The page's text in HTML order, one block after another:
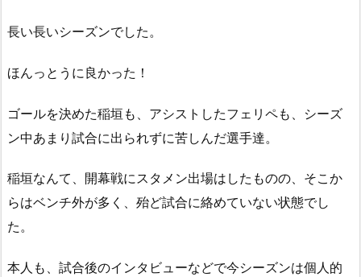
長い長いシーズンでした。
ほんっとうに良かった！
ゴールを決めた稲垣も、アシストしたフェリペも、シーズ
ン中あまり試合に出られずに苦しんだ選手達。
稲垣なんて、開幕戦にスタメン出場はしたものの、そこか
らはベンチ外が多く、殆ど試合に絡めていない状態でし
た。
本人も、試合後のインタビューなどで今シーズンは個人的